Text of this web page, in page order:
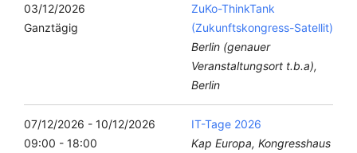
03/12/2026
Ganztägig
ZuKo-ThinkTank
(Zukunftskongress-Satellit)
Berlin (genauer
Veranstaltungsort t.b.a),
Berlin
07/12/2026 - 10/12/2026
09:00 - 18:00
IT-Tage 2026
Kap Europa, Kongresshaus